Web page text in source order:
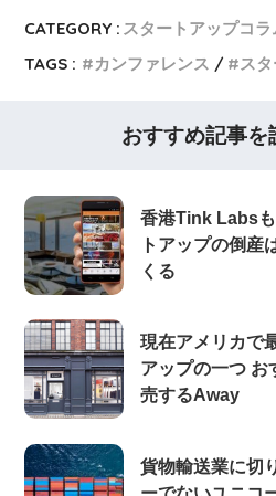
CATEGORY : スタートアップコラ
TAGS :
カンファレンス ス
おすすめ記事を
香港Tink Labs
トアップの倒産
くる
現在アメリカで
アップの一つ お
売するAway
貨物輸送業に切